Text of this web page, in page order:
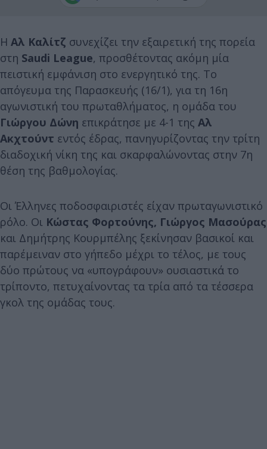
Η Αλ Καλίτζ συνεχίζει την εξαιρετική της πορεία
στη Saudi League, προσθέτοντας ακόμη μία
πειστική εμφάνιση στο ενεργητικό της. Το
απόγευμα της Παρασκευής (16/1), για τη 16η
αγωνιστική του πρωταθλήματος, η ομάδα του
Γιώργου Δώνη επικράτησε με 4-1 της Αλ
Ακχτούντ εντός έδρας, πανηγυρίζοντας την τρίτη
διαδοχική νίκη της και σκαρφαλώνοντας στην 7η
θέση της βαθμολογίας.
Οι Έλληνες ποδοσφαιριστές είχαν πρωταγωνιστικό
ρόλο. Οι Κώστας Φορτούνης, Γιώργος Μασούρας
και Δημήτρης Κουρμπέλης ξεκίνησαν βασικοί και
παρέμειναν στο γήπεδο μέχρι το τέλος, με τους
δύο πρώτους να «υπογράφουν» ουσιαστικά το
τρίποντο, πετυχαίνοντας τα τρία από τα τέσσερα
γκολ της ομάδας τους.